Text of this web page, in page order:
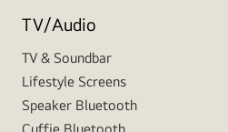
TV/Audio
TV & Soundbar
Lifestyle Screens
Speaker Bluetooth